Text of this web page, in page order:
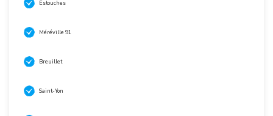
Estouches
Méréville 91
Breuillet
Saint-Yon